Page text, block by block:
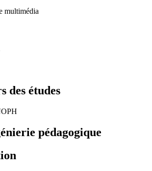
multimédia
des études
pédagogique